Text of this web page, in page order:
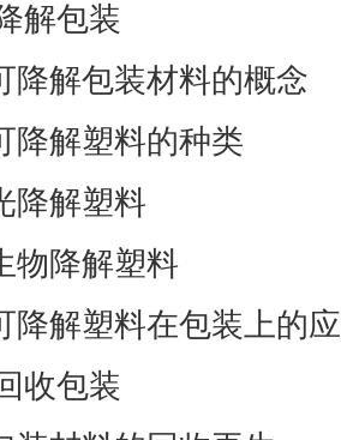
解包装
降解包装材料的概念
降解塑料的种类
降解塑料
物降解塑料
降解塑料在包装上的
收包装